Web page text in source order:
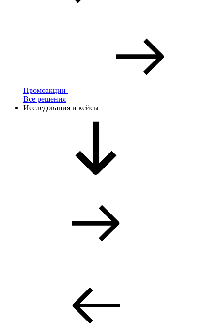
Промоакции
Все решения
Исследования и кейсы